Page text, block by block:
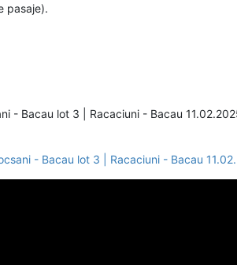
pasaje).
- Bacau lot 3 | Racaciuni - Bacau
- Bacau lot 3 | Racaciuni - Bacau